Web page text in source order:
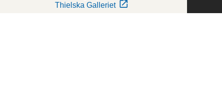
Thielska Galleriet